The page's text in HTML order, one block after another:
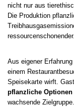
nicht nur aus
Die Produktion
ressourcenschonender.
Aus eigener
einem
Speisekarte wirft.
pflanzliche
wachsende Zielgruppe.